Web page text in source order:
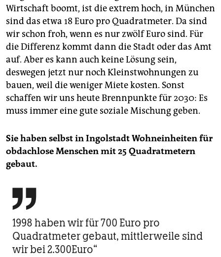
Wirtschaft boomt, ist die ex­trem hoch, in München
sind das etwa 18 Euro pro Quadratmeter. Da sind
wir schon froh, wenn es nur zwölf Euro sind. Für
die Differenz kommt dann die Stadt oder das Amt
auf. Aber es kann auch keine Lösung sein,
deswegen jetzt nur noch Kleinstwohnungen zu
bauen, weil die weniger Miete kosten. Sonst
schaffen wir uns heute Brennpunkte für 2030: Es
muss immer eine gute soziale Mischung geben.
Sie haben selbst in Ingolstadt Wohneinheiten für
obdachlose Menschen mit 25 Quadratmetern
gebaut.

1998 haben wir für 700 Euro pro
Quadratmeter gebaut, mittlerweile sind
wir bei 2.300Euro“